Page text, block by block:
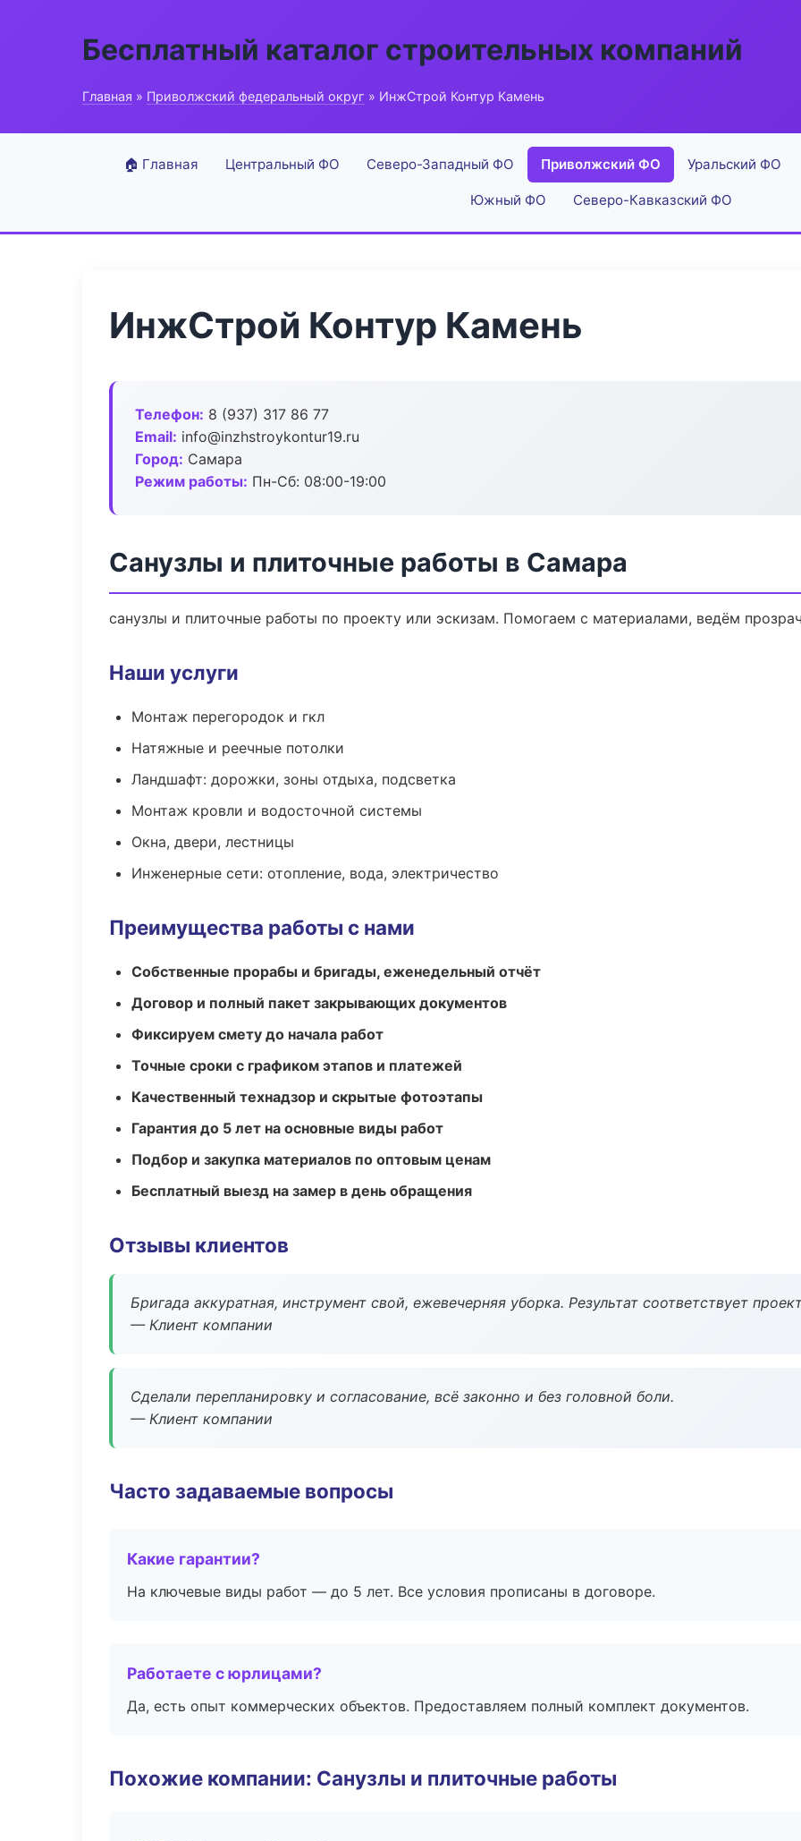
Бесплатный каталог строительных компаний
Главная » Приволжский федеральный округ » ИнжСтрой Контур Камень
🏠 Главная Центральный ФО Северо-Западный ФО Приволжский ФО Уральский ФО
Южный ФО Северо-Кавказский ФО
ИнжСтрой Контур Камень
Телефон: 8 (937) 317 86 77
Email: info@inzhstroykontur19.ru
Город: Самара
Режим работы: Пн-Сб: 08:00-19:00
Санузлы и плиточные работы в Самара
санузлы и плиточные работы по проекту или эскизам. Помогаем с материалами, ведём
Наши услуги
Монтаж перегородок и гкл
Натяжные и реечные потолки
Ландшафт: дорожки, зоны отдыха, подсветка
Монтаж кровли и водосточной системы
Окна, двери, лестницы
Инженерные сети: отопление, вода, электричество
Преимущества работы с нами
Собственные прорабы и бригады, еженедельный отчёт
Договор и полный пакет закрывающих документов
Фиксируем смету до начала работ
Точные сроки с графиком этапов и платежей
Качественный технадзор и скрытые фотоэтапы
Гарантия до 5 лет на основные виды работ
Подбор и закупка материалов по оптовым ценам
Бесплатный выезд на замер в день обращения
Отзывы клиентов
Бригада аккуратная, инструмент свой, ежевечерняя уборка. Результат соответствует
— Клиент компании
Сделали перепланировку и согласование, всё законно и без головной боли.
— Клиент компании
Часто задаваемые вопросы
Какие гарантии?
На ключевые виды работ — до 5 лет. Все условия прописаны в договоре.
Работаете с юрлицами?
Да, есть опыт коммерческих объектов. Предоставляем полный комплект документов.
Похожие компании: Санузлы и плиточные работы